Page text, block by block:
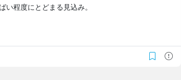
い程度にとどまる見込み。